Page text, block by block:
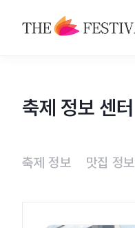
축제 정보 센터
축제 정보 맛집 정보